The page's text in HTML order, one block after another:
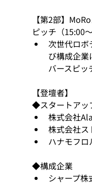
【第2部】
ピッチ（15:00
次世代ロボ
び構成企業
バースピッ
【登壇者】
◆スタートアッ
株式会社
株式会社ス
ハナモフ
◆構成企業
シャープ株